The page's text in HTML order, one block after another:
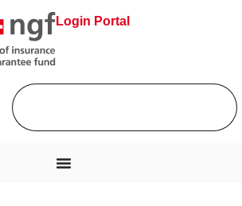
Login Portal